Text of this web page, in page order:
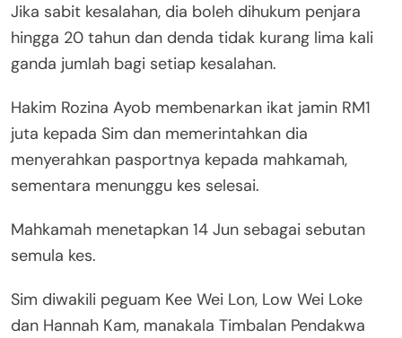
Jika sabit kesalahan, dia boleh dihukum penjara
hingga 20 tahun dan denda tidak kurang lima kali
ganda jumlah bagi setiap kesalahan.
Hakim Rozina Ayob membenarkan ikat jamin RM1
juta kepada Sim dan memerintahkan dia
menyerahkan pasportnya kepada mahkamah,
sementara menunggu kes selesai.
Mahkamah menetapkan 14 Jun sebagai sebutan
semula kes.
Sim diwakili peguam Kee Wei Lon, Low Wei Loke
dan Hannah Kam, manakala Timbalan Pendakwa